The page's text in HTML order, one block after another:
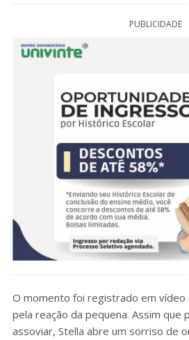
PUBLICIDADE
O momento foi registrado em vídeo
pela reação da pequena. Assim que
assoviar, Stella abre um sorriso de